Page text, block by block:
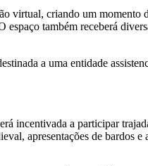
virtual, criando um momento
também receberá
a uma entidade
incentivada a participar
apresentações de bardos e